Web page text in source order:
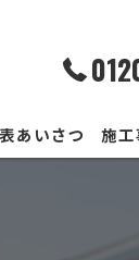
あいさつ 施